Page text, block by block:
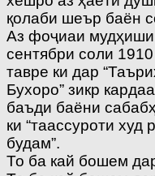
қолаби шеър баён
Аз фоҷиаи
сентябри соли
тавре ки дар
Бухоро” зикр
баъди баёни
ки “таассуроти
будам”.
То ба кай бошем